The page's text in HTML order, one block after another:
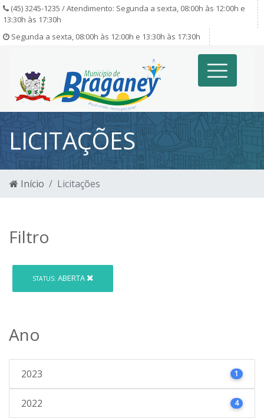
(45) 3245-1235 / Atendimento: Segunda a sexta, 08:00h às 12:00h e
13:30h às 17:30h
Segunda a sexta, 08:00h às 12:00h e 13:30h às 17:30h
LICITAÇÕES
Início Licitações
Filtro
STATUS: ABERTA
Ano
2023 1
2022 4